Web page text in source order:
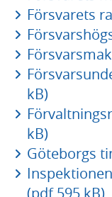
Försvarets
kB)
kB)
Göteborgs
(pdf 595 kB)